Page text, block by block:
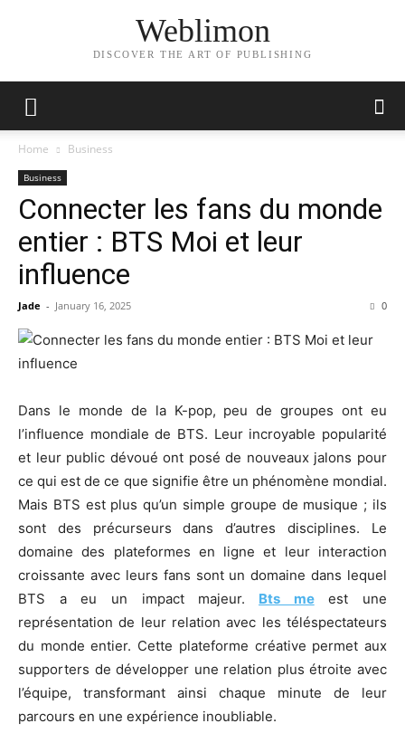
Weblimon
DISCOVER THE ART OF PUBLISHING
Home Business
Business
Connecter les fans du monde
entier : BTS Moi et leur
influence
Jade - January 16, 2025 0
Dans le monde de la K-pop, peu de groupes ont eu
l’influence mondiale de BTS. Leur incroyable popularité
et leur public dévoué ont posé de nouveaux jalons pour
ce qui est de ce que signifie être un phénomène mondial.
Mais BTS est plus qu’un simple groupe de musique ; ils
sont des précurseurs dans d’autres disciplines. Le
domaine des plateformes en ligne et leur interaction
croissante avec leurs fans sont un domaine dans lequel
BTS a eu un impact majeur.
Bts meest une
représentation de leur relation avec les téléspectateurs
du monde entier. Cette plateforme créative permet aux
supporters de développer une relation plus étroite avec
l’équipe, transformant ainsi chaque minute de leur
parcours en une expérience inoubliable.